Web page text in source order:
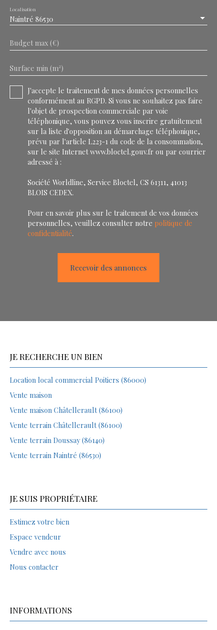
Naintré 86530
Localisation
Budget max (€)
Surface min (m²)
J'accepte le traitement de mes données personnelles
conformément au RGPD. Si vous ne souhaitez pas faire
l'objet de prospection commerciale par voie
téléphonique, vous pouvez vous inscrire gratuitement
sur la liste d'opposition au démarchage téléphonique,
prévu par l'article L223-1 du code de la consommation,
sur le site Internet www.bloctel.gouv.fr ou par courrier
adressé à :
Société Worldline, Service Bloctel, CS 61311, 41013
BLOIS CEDEX.
Pour en savoir plus sur le traitement de vos données
personnelles, veuillez consulter notre politique de
confidentialité.
Recevoir des annonces
JE RECHERCHE UN BIEN
Location local commercial Poitiers (86000)
Vente maison
Vente maison Châtellerault (86100)
Vente terrain Châtellerault (86100)
Vente terrain Doussay (86140)
Vente terrain Naintré (86530)
JE SUIS PROPRIÉTAIRE
Estimez votre bien
Espace vendeur
Vendre avec nous
Nous contacter
INFORMATIONS